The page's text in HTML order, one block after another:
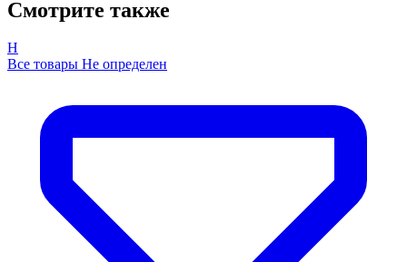
Смотрите также
Н
Все товары Не определен